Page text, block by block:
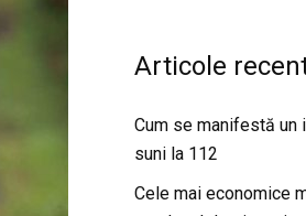
Articole
Cum se manifestă un
suni la 112
Cele mai economice